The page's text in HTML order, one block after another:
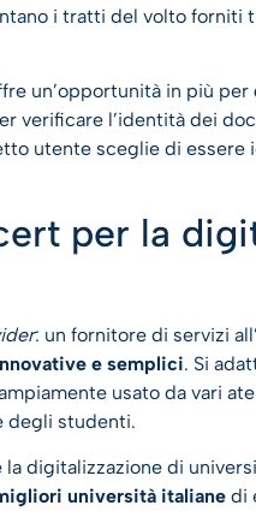
i tratti del volto forniti
un’opportunità in più per
verificare l’identità dei
utente sceglie di essere
per la
: un fornitore di servizi
e semplici. Si
usato da vari
degli studenti.
digitalizzazione di
università italiane di